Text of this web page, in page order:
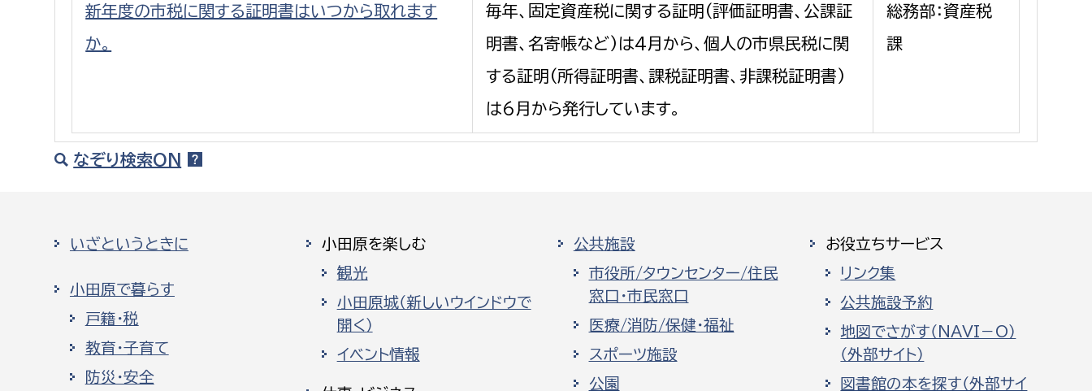
新年度の市税に関する証明書はいつから取れます
か。
毎年、固定資産税に関する証明(評価証明書、公課証
明書、名寄帳など)は4月から、個人の市県民税に関
する証明(所得証明書、課税証明書、非課税証明書)
は6月から発行しています。
総務部：資産税
課
なぞり検索ON
いざというときに
小田原で暮らす
戸籍・税
教育・子育て
防災・安全
小田原を楽しむ
観光
小田原城（新しいウインドウで
開く）
イベント情報
公共施設
市役所/タウンセンター/住民
窓口・市民窓口
医療/消防/保健・福祉
スポーツ施設
公園
お役立ちサービス
リンク集
公共施設予約
地図でさがす（NAVI－O）
（外部サイト）
図書館の本を探す（外部サイ